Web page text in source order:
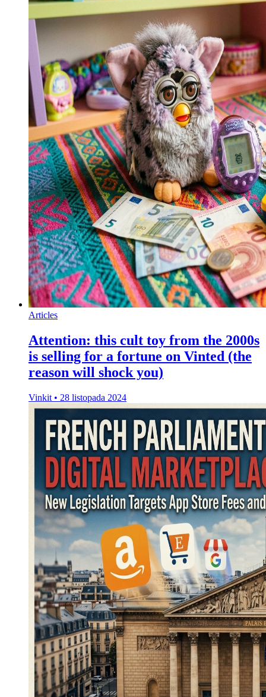
Articles
Attention: this cult toy from the 2000s
is selling for a fortune on Vinted (the
reason will shock you)
Vinkit • 28 listopada 2024